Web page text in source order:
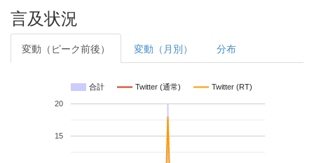
言及状況
変動（ピーク前後） 変動（月別） 分布
合計 Twitter (通常) Twitter (RT)
15
20